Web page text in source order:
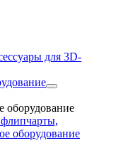
для 3D-
оборудование
оборудование